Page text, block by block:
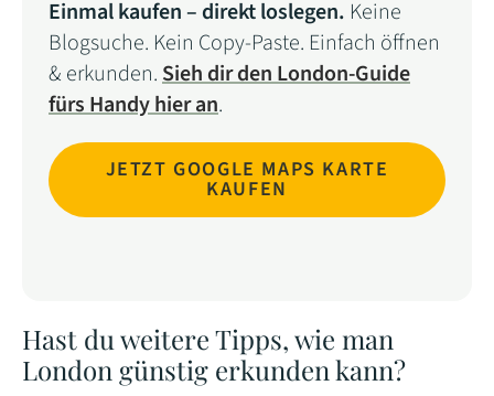
Einmal kaufen – direkt loslegen. Keine
Blogsuche. Kein Copy-Paste. Einfach öffnen
& erkunden.Sieh dir den London-Guide
fürs Handy hier an.
JETZT GOOGLE MAPS KARTE
KAUFEN
Hast du weitere Tipps, wie man
London günstig erkunden kann?